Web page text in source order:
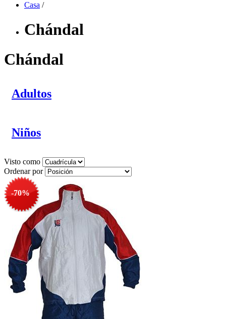
Casa /
Chándal
Chándal
Adultos
Niños
Visto como
Ordenar por
-70%